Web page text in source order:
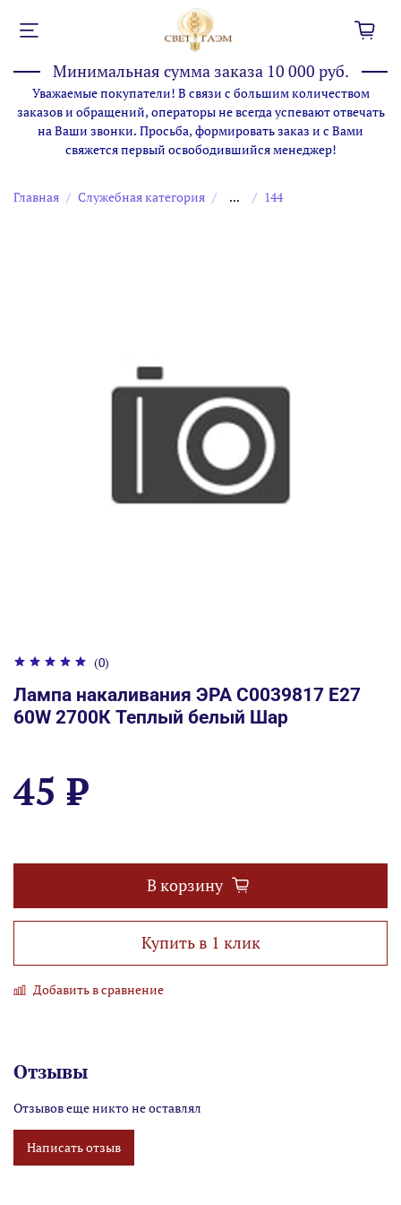
Минимальная сумма заказа 10 000 руб.
Уважаемые покупатели! В связи с большим количеством
заказов и обращений, операторы не всегда успевают отвечать
на Ваши звонки. Просьба, формировать заказ и с Вами
свяжется первый освободившийся менеджер!
Главная Служебная категория ... 144
(0)
Лампа накаливания ЭРА C0039817 E27
60W 2700К Теплый белый Шар
45 ₽
В корзину
Купить в 1 клик
Добавить в сравнение
Отзывы
Отзывов еще никто не оставлял
Написать отзыв